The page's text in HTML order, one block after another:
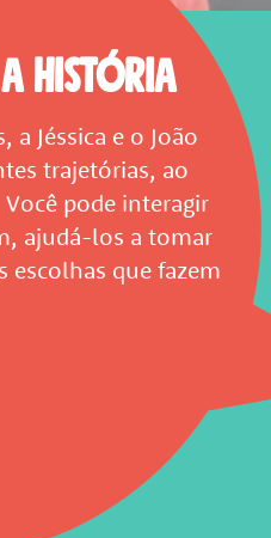
HISTÓRIA
Jéssica e o João
trajetórias, ao
pode interagir
ajudá-los a tomar
escolhas que fazem